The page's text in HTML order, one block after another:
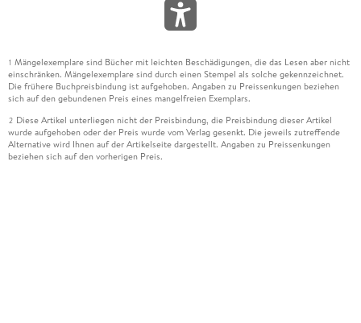
1 Mängelexemplare sind Bücher mit leichten Beschädigungen, die das Lesen aber nicht
einschränken. Mängelexemplare sind durch einen Stempel als solche gekennzeichnet.
Die frühere Buchpreisbindung ist aufgehoben. Angaben zu Preissenkungen beziehen
sich auf den gebundenen Preis eines mangelfreien Exemplars.
2 Diese Artikel unterliegen nicht der Preisbindung, die Preisbindung dieser Artikel
wurde aufgehoben oder der Preis wurde vom Verlag gesenkt. Die jeweils zutreffende
Alternative wird Ihnen auf der Artikelseite dargestellt. Angaben zu Preissenkungen
beziehen sich auf den vorherigen Preis.